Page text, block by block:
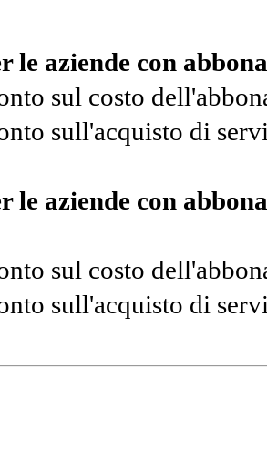
le aziende con
sul costo
sull'acquisto di
le aziende con
sul costo
sull'acquisto di